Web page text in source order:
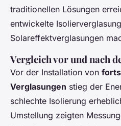
traditionellen Lösungen
entwickelte
Solareffektverglasungen
Vergleich vor und nach
Vor der Installation von
Verglasungen stieg der
schlechte Isolierung
Umstellung zeigten